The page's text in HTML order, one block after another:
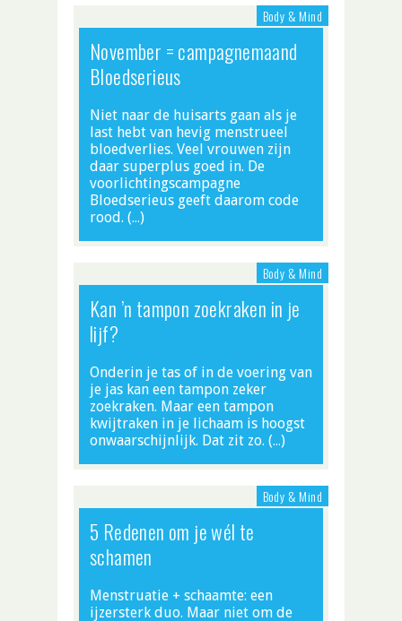
Body & Mind
November = campagnemaand
Bloedserieus
Niet naar de huisarts gaan als je
last hebt van hevig menstrueel
bloedverlies. Veel vrouwen zijn
daar superplus goed in. De
voorlichtingscampagne
Bloedserieus geeft daarom code
rood. (…)
Body & Mind
Kan ’n tampon zoekraken in je
lijf?
Onderin je tas of in de voering van
je jas kan een tampon zeker
zoekraken. Maar een tampon
kwijtraken in je lichaam is hoogst
onwaarschijnlijk. Dat zit zo. (…)
Body & Mind
5 Redenen om je wél te
schamen
Menstruatie + schaamte: een
ijzersterk duo. Maar niet om de